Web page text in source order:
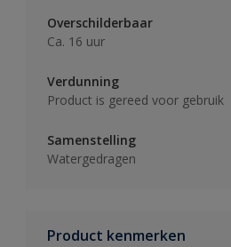
Overschilderbaar
Ca. 16 uur
Verdunning
Product is gereed voor gebruik
Samenstelling
Watergedragen
Product kenmerken